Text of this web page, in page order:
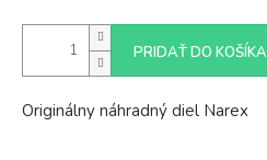
PRIDAŤ DO KOŠÍKA
Originálny náhradný diel Narex